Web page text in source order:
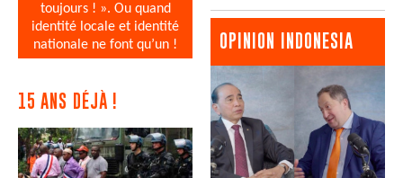
toujours ! ». Ou quand
identité locale et identité
nationale ne font qu’un !
15 ANS DÉJÀ !
OPINION INDONESIA